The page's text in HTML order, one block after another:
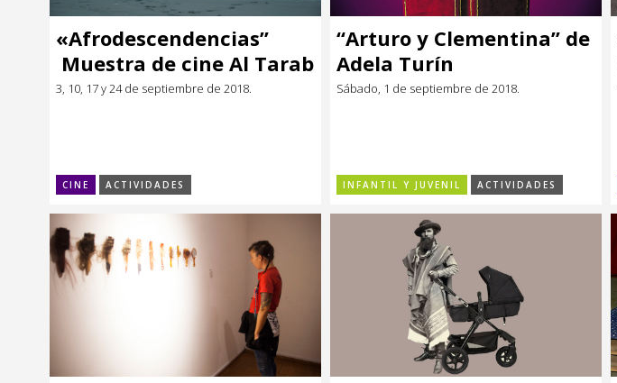
«Afrodescendencias”
Muestra de cine Al Tarab
3, 10, 17 y 24 de septiembre de 2018.
CINE ACTIVIDADES
“Arturo y Clementina” de
Adela Turín
Sábado, 1 de septiembre de 2018.
INFANTIL Y JUVENIL ACTIVIDADES